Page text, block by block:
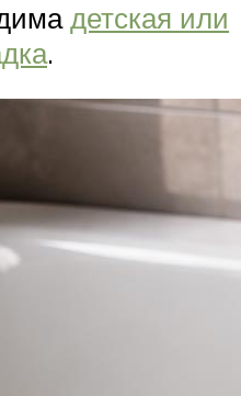
детская или
.